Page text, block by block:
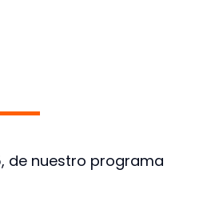
de nuestro programa